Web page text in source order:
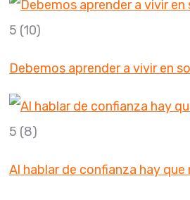
5 (10)
Debemos aprender a vivir en
5 (8)
Al hablar de confianza hay que